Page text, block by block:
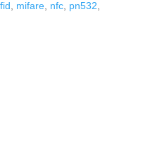
mifare, nfc, pn532